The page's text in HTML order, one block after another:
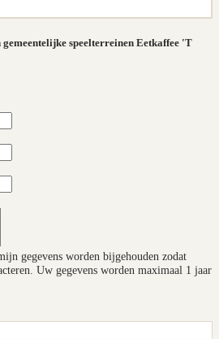
speelterreinen Eetkaffee 'T
gegevens worden bijgehouden zodat
Uw gegevens worden maximaal 1 jaar